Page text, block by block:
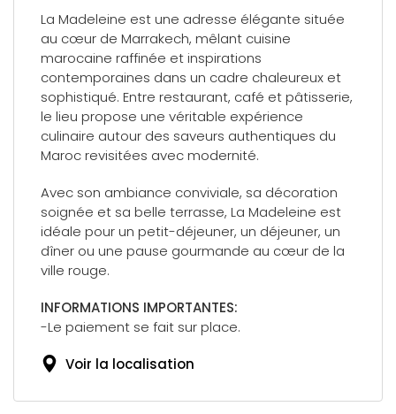
La Madeleine est une adresse élégante située
au cœur de Marrakech, mêlant cuisine
marocaine raffinée et inspirations
contemporaines dans un cadre chaleureux et
sophistiqué. Entre restaurant, café et pâtisserie,
le lieu propose une véritable expérience
culinaire autour des saveurs authentiques du
Maroc revisitées avec modernité.
Avec son ambiance conviviale, sa décoration
soignée et sa belle terrasse, La Madeleine est
idéale pour un petit-déjeuner, un déjeuner, un
dîner ou une pause gourmande au cœur de la
ville rouge.
INFORMATIONS IMPORTANTES:
-Le paiement se fait sur place.
Voir la localisation